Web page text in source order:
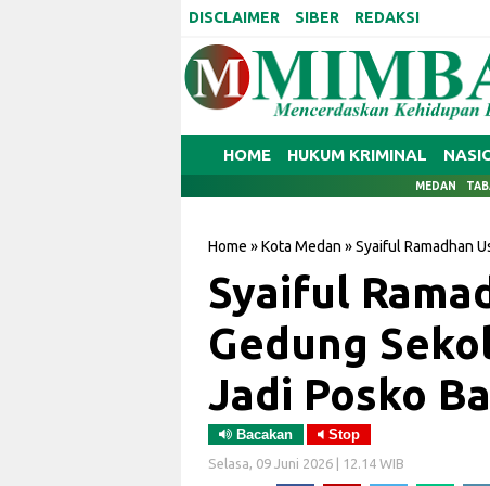
DISCLAIMER SIBER REDAKSI
HOME HUKUM KRIMINAL
MEDAN
Home »Kota Medan »Syaiful Ramadhan
Syaiful
Gedung
Jadi Posko
Bacakan Stop
Selasa, 09 Juni 2026 | 12.14 WIB